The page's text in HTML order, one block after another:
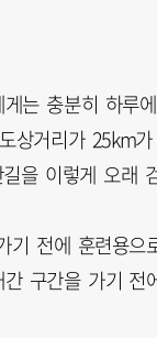
는 충분히 하
상거리가 25km
을 이렇게 오래
기 전에 훈련용
구간을 가기 전